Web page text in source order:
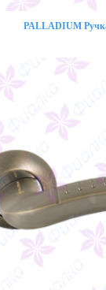
PALLADIUM